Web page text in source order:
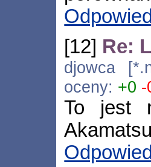
[12] Re:
djowca
oceny: +0 -
To jest